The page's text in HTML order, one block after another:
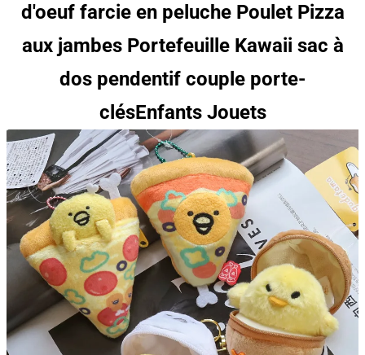
d'oeuf farcie en peluche Poulet Pizza
aux jambes Portefeuille Kawaii sac à
dos pendentif couple porte-
clésEnfants Jouets